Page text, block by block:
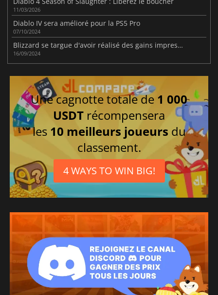
11/03/2026
Diablo IV sera amélioré pour la PS5 Pro
07/10/2024
Blizzard se targue d'avoir réalisé des gains impressionnants grâce aux microtransactions de Diablo IV
16/09/2024
Une cagnotte totale de 1 000
USDT récompensera
les 10 meilleurs joueurs du
classement.
4 WAYS TO WIN BIG!